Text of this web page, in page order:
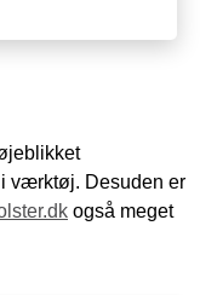
i værktøj. Desuden er
også meget